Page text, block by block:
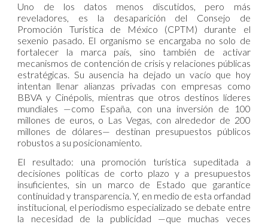
Uno de los datos menos discutidos, pero más
reveladores, es la desaparición del Consejo de
Promoción Turística de México (CPTM) durante el
sexenio pasado. El organismo se encargaba no solo de
fortalecer la marca país, sino también de activar
mecanismos de contención de crisis y relaciones públicas
estratégicas. Su ausencia ha dejado un vacío que hoy
intentan llenar alianzas privadas con empresas como
BBVA y Cinépolis, mientras que otros destinos líderes
mundiales —como España, con una inversión de 100
millones de euros, o Las Vegas, con alrededor de 200
millones de dólares— destinan presupuestos públicos
robustos a su posicionamiento.
El resultado: una promoción turística supeditada a
decisiones políticas de corto plazo y a presupuestos
insuficientes, sin un marco de Estado que garantice
continuidad y transparencia. Y, en medio de esta orfandad
institucional, el periodismo especializado se debate entre
la necesidad de la publicidad —que muchas veces